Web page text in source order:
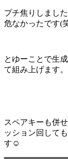
プチ焦りしまし
危なかったです(
とゆーことで生
て組み上げます。
スペアキーも併
ッション回して
す☺️